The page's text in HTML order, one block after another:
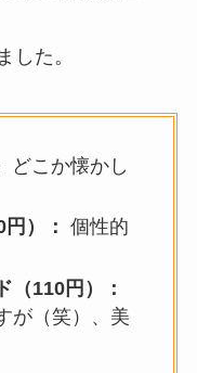
した。
どこか懐かし
）： 個性的
（110円）：
が（笑）、美